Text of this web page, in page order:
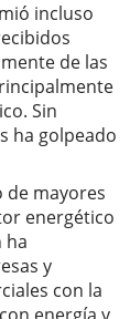
incluso
de las
Sin
ha golpeado
de mayores
energético
ha
y
con la